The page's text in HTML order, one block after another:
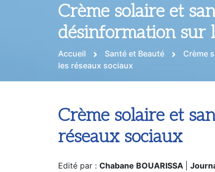
Crème solaire et
désinformation sur
Accueil Santé et Beauté
Crème
les réseaux sociaux
Crème solaire et
réseaux sociaux
Edité par : Chabane BOUARISSA